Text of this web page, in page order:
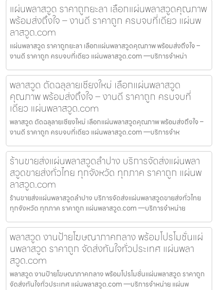
แผ่นพลาสวูด ราคาถูกยะลา เลือกแผ่นพลาสวูดคุณภาพ
พร้อมส่งถึงใจ – งานดี ราคาถูก ครบจบที่เดียว แผ่นพ
ลาสวูด.com
แผ่นพลาสวูด ราคาถูกยะลา เลือกแผ่นพลาสวูดคุณภาพ พร้อมส่งถึงใจ –
งานดี ราคาถูก ครบจบที่เดียว แผ่นพลาสวูด.com —บริการจำหน่า
พลาสวูด ตัดฉลุลายเชียงใหม่ เลือกแผ่นพลาสวูด
คุณภาพ พร้อมส่งถึงใจ – งานดี ราคาถูก ครบจบที่
เดียว แผ่นพลาสวูด.com
พลาสวูด ตัดฉลุลายเชียงใหม่ เลือกแผ่นพลาสวูดคุณภาพ พร้อมส่งถึงใจ –
งานดี ราคาถูก ครบจบที่เดียว แผ่นพลาสวูด.com —บริการจำห
ร้านขายส่งแผ่นพลาสวูดลำปาง บริการจัดส่งแผ่นพลา
สวูดขายส่งทั่วไทย ทุกจังหวัด ทุกภาค ราคาถูก แผ่นพ
ลาสวูด.com
ร้านขายส่งแผ่นพลาสวูดลำปาง บริการจัดส่งแผ่นพลาสวูดขายส่งทั่วไทย
ทุกจังหวัด ทุกภาค ราคาถูก แผ่นพลาสวูด.com —บริการจำหน่าย
พลาสวูด งานป้ายโฆษณาภาคกลาง พร้อมโปรโมชั่นแผ่
นพลาสวูด ราคาถูก จัดส่งทันใจทั่วประเทศ แผ่นพลา
สวูด.com
พลาสวูด งานป้ายโฆษณาภาคกลาง พร้อมโปรโมชั่นแผ่นพลาสวูด ราคาถูก
จัดส่งทันใจทั่วประเทศ แผ่นพลาสวูด.com —บริการจำหน่าย แผ่นพ